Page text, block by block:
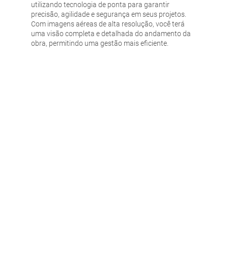
utilizando tecnologia de ponta para garantir
precisão, agilidade e segurança em seus projetos.
Com imagens aéreas de alta resolução, você terá
uma visão completa e detalhada do andamento da
obra, permitindo uma gestão mais eficiente.